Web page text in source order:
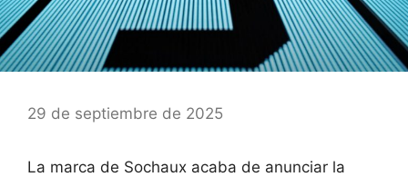
29 de septiembre de 2025
La marca de Sochaux acaba de anunciar la